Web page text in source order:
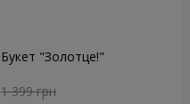
Букет "Золотце!"
1 399 грн